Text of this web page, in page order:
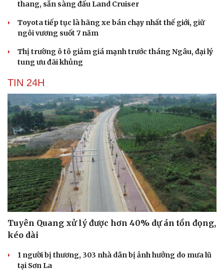
Du lịch
Săn Tour
check-in
Đọc truyện đêm khuya
thang, sẵn sàng đấu Land Cruiser
Toyota tiếp tục là hãng xe bán chạy nhất thế giới, giữ
ngôi vương suốt 7 năm
Thị trường ô tô giảm giá mạnh trước tháng Ngâu, đại lý
tung ưu đãi khủng
TIN 24H
Tuyên Quang xử lý được hơn 40% dự án tồn đọng,
kéo dài
1 người bị thương, 303 nhà dân bị ảnh hưởng do mưa lũ
tại Sơn La